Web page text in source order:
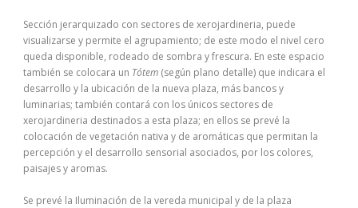
Sección jerarquizado con sectores de xerojardineria, puede
visualizarse y permite el agrupamiento; de este modo el nivel cero
queda disponible, rodeado de sombra y frescura. En este espacio
también se colocara un Tótem (según plano detalle) que indicara el
desarrollo y la ubicación de la nueva plaza, más bancos y
luminarias; también contará con los únicos sectores de
xerojardineria destinados a esta plaza; en ellos se prevé la
colocación de vegetación nativa y de aromáticas que permitan la
percepción y el desarrollo sensorial asociados, por los colores,
paisajes y aromas.
Se prevé la Iluminación de la vereda municipal y de la plaza